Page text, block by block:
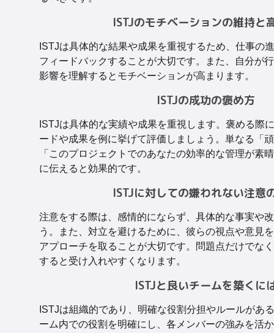
ISTJのモチベーションの維持と
ISTJは具体的な結果や成果を重視するため、仕事の
フィードバックすることが大切です。また、自分が
影響を理解するとモチベーションが高まります。
ISTJの成功の褒め方
ISTJは具体的な実績や成果を重視します。褒める際
ードや成果を例に挙げて評価しましょう。単なる「
「このプロジェクトでのあなたの効率的な管理が素
に伝えると効果的です。
ISTJに対しての嫌われない注意
注意をする際は、感情的にならず、具体的な事実や
う。また、対立を避けるために、彼らの視点や意見
アプローチを取ることが大切です。問題点だけでな
すると受け入れやすくなります。
ISTJと良いチームを築くに
ISTJは組織的であり、明確な役割分担やルールがあ
ーム内での役割を明確にし、各メンバーの強みを活